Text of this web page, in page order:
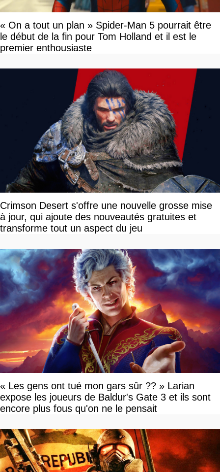
« On a tout un plan » Spider-Man 5 pourrait être
le début de la fin pour Tom Holland et il est le
premier enthousiaste
Crimson Desert s'offre une nouvelle grosse mise
à jour, qui ajoute des nouveautés gratuites et
transforme tout un aspect du jeu
« Les gens ont tué mon gars sûr ?? » Larian
expose les joueurs de Baldur's Gate 3 et ils sont
encore plus fous qu'on ne le pensait